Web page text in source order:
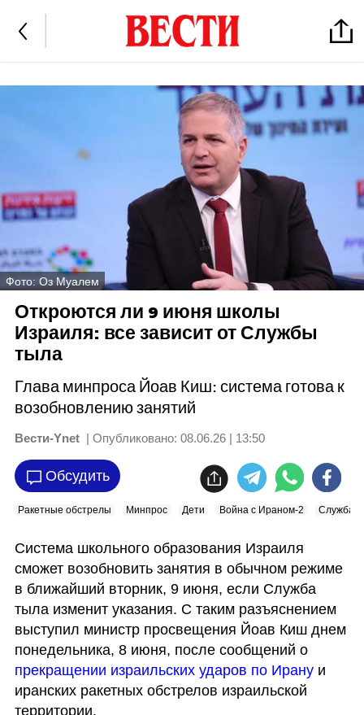
Фото: Оз Муалем
Откроются ли 9 июня школы
Израиля: все зависит от Службы
тыла
Глава минпроса Йоав Киш: система готова к
возобновлению занятий
Вести-Ynet | Опубликовано: 08.06.26 | 13:50
Обсудить
Ракетные обстрелы Минпрос Дети Война с Ираном-2 Служба
Система школьного образования Израиля
сможет возобновить занятия в обычном режиме
в ближайший вторник, 9 июня, если Служба
тыла изменит указания. С таким разъяснением
выступил министр просвещения Йоав Киш днем
понедельника, 8 июня, после сообщений о
прекращении израильских ударов по Ирану и
иранских ракетных обстрелов израильской
территории.